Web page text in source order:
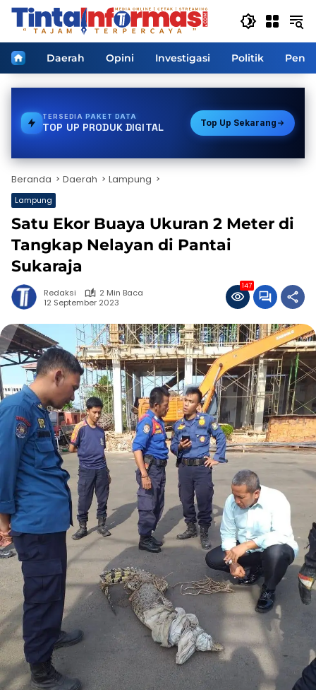
Langsung
HomeDaerah Opini Investigasi Politik
TERSEDIAPDAM
TOP UP PRODUK DIGITAL Top Up Sekarang
Beranda Daerah Lampung
Lampung
Satu Ekor Buaya Ukuran 2 Meter di
Tangkap Nelayan di Pantai
Sukaraja
Redaksi
2 Min Baca
12 September 2023
147